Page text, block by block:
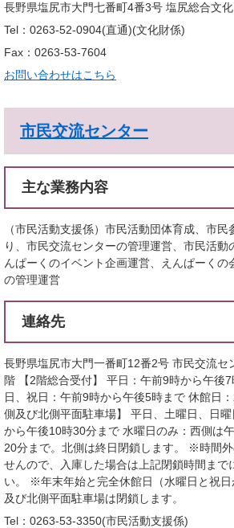
長野県塩尻市大門七番町4番3号 塩尻総合文
Tel：0263-52-0904(直通) 文化財係
Fax：0263-53-7604
お問い合わせはこちら
市民交流センター
主な業務内容
（市民活動支援係）市民活動団体育成、市民
り、市民交流センターの管理運営、市民活動
んぱーくのイベント企画運営、えんぱーくの
の管理運営
連絡先
長野県塩尻市大門一番町12番2号 市民交流セ
階 【2階総合受付】 平日：午前9時から午後
日、祝日：午前9時から午後5時まで 休館日
側及び北側平面駐車場】 平日、土曜日、日
から午後10時30分まで 水曜日のみ：西側は
20分まで。北側は終日閉鎖します。 ※時間
せんので、入庫した場合は上記閉鎖時間まで
い。 ※年末年始と完全休館日（水曜日と祝
及び北側平面駐車場は閉鎖します。
Tel：0263-53-3350 市民活動支援係